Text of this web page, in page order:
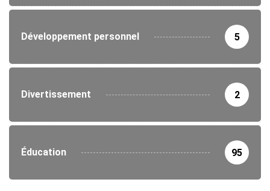
Développement personnel 5
Divertissement 2
Éducation 95